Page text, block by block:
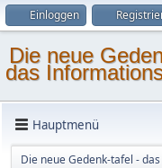
Einloggen
Die neue
das
Hauptmenü
Die neue Gedenk-tafel -